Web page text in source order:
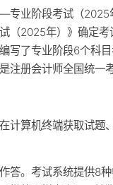
专业阶段考试（2025
（2025年）》确定考
写了专业阶段6个科
注册会计师全国统一
计算机终端获取试题
答。考试系统提供8